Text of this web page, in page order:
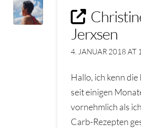
Jerxsen
4. JANUAR 2018 AT
Hallo, ich kenn
seit einigen
vornehmlich als
Carb-Rezepten